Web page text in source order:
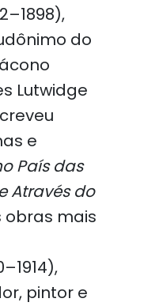
do
Lutwidge
e
País das
Através do
mais
pintor e